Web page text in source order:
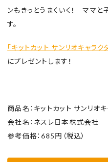
ンもきっとうまくいく！ ママ
す。
「キットカット サンリオキャラ
にプレゼントします！
商品名：キットカット サンリオ
会社名：ネスレ日本株式会社
参考価格：685円（税込）